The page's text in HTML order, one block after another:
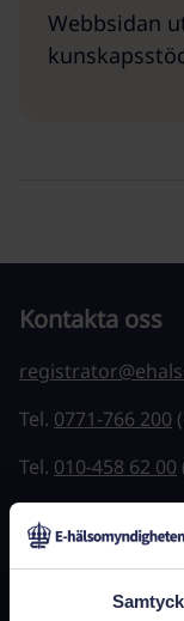
Webbsidan
Kontakta oss
Tel. 0771-766 200
Tel. 010-458 62 00
Fler